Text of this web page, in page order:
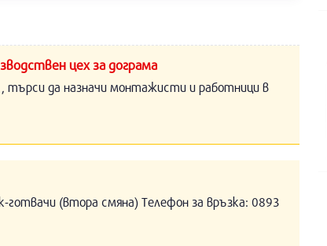
цех за дограма
, търси да назначи монтажисти и работници в
(втора смяна) Телефон за връзка: 0893